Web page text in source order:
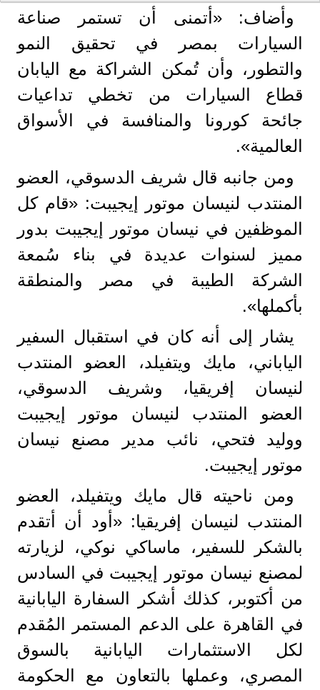
وأضاف: «أتمنى أن تستمر صناعة
السيارات بمصر في تحقيق النمو
والتطور، وأن تُمكن الشراكة مع اليابان
قطاع السيارات من تخطي تداعيات
جائحة كورونا والمنافسة في الأسواق
العالمية».
ومن جانبه قال شريف الدسوقي، العضو
المنتدب لنيسان موتور إيجيبت: «قام كل
الموظفين في نيسان موتور إيجيبت بدور
مميز لسنوات عديدة في بناء سُمعة
الشركة الطيبة في مصر والمنطقة
بأكملها».
يشار إلى أنه كان في استقبال السفير
الياباني، مايك ويتفيلد، العضو المنتدب
لنيسان إفريقيا، وشريف الدسوقي،
العضو المنتدب لنيسان موتور إيجيبت
ووليد فتحي، نائب مدير مصنع نيسان
موتور إيجيبت.
ومن ناحيته قال مايك ويتفيلد، العضو
المنتدب لنيسان إفريقيا: «أود أن أتقدم
بالشكر للسفير، ماساكي نوكي، لزيارته
لمصنع نيسان موتور إيجيبت في السادس
من أكتوبر، كذلك أشكر السفارة اليابانية
في القاهرة على الدعم المستمر المُقدم
لكل الاستثمارات اليابانية بالسوق
المصري، وعملها بالتعاون مع الحكومة